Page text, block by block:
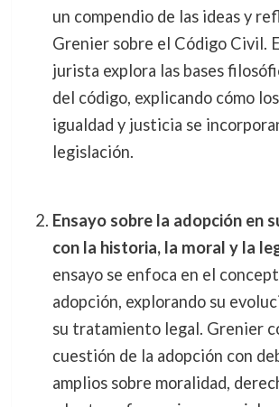
un compendio de las ideas y
Grenier sobre el Código Civil.
jurista explora las bases
del código, explicando cómo
igualdad y justicia se
legislación.
Ensayo sobre la adopción en
con la historia, la moral y la
ensayo se enfoca en el
adopción, explorando su
su tratamiento legal. Grenier
cuestión de la adopción con
amplios sobre moralidad,